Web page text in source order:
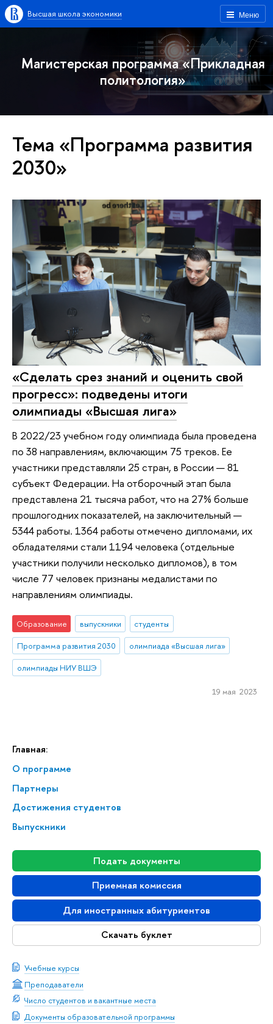
Меню
Высшая школа экономики
Магистерская программа «Прикладная
политология»
Главная:
О программе
Партнеры
Достижения студентов
Выпускники
Подать документы
Приемная комиссия
Для иностранных абитуриентов
Скачать буклет
Учебные курсы
Преподаватели
Число студентов и вакантные места
Документы образовательной программы
Тема «Программа развития
2030»
«Сделать срез знаний и оценить свой
прогресс»: подведены итоги
олимпиады «Высшая лига»
В 2022/23 учебном году олимпиада была проведена
по 38 направлениям, включающим 75 треков. Ее
участники представляли 25 стран, в России — 81
субъект Федерации. На отборочный этап была
представлена 21 тысяча работ, что на 27% больше
прошлогодних показателей, на заключительный —
5344 работы. 1364 работы отмечено дипломами, их
обладателями стали 1194 человека (отдельные
участники получили несколько дипломов), в том
числе 77 человек признаны медалистами по
направлениям олимпиады.
Образование выпускники
студенты
Программа развития 2030
олимпиада «Высшая лига»
олимпиады НИУ ВШЭ
19 мая 2023